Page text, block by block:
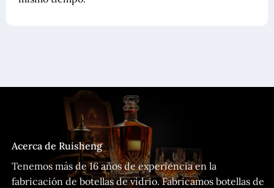
Acerca de Ruisheng
Tenemos más de 16 años de experiencia en la
fabricación de botellas de vidrio. Fabricamos botellas de